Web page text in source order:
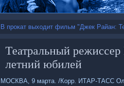
В прокат выходит фильм "Джек Райан:
Театральный
летний юбилей
МОСКВА, 9 марта. /Корр. ИТАР-ТАСС